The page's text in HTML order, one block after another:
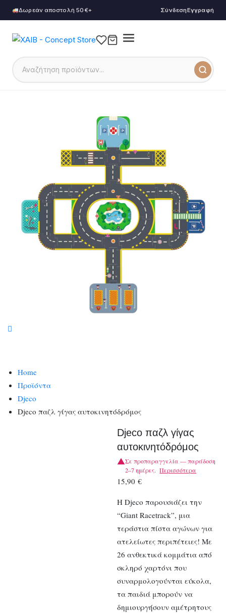
Δωρεάν αποστολή 50€+ ΣύνδεσηΕγγραφή
Home
Προϊόντα
Djeco
Djeco παζλ γίγας αυτοκινητόδρόμος
Djeco παζλ γίγας
αυτοκινητόδρόμος
Σε προπαραγγελία — παράδοση
2–7 ημέρες. Περισσότερα
15,90€
Η Djeco παρουσιάζει την
“Giant Racetrack”, μια
τεράστια πίστα αγώνων για
ατελείωτες περιπέτειες! Με
26 ανθεκτικά κομμάτια από
σκληρό χαρτόνι που
συναρμολογούνται εύκολα,
τα παιδιά μπορούν να
δημιουργήσουν αμέτρητους